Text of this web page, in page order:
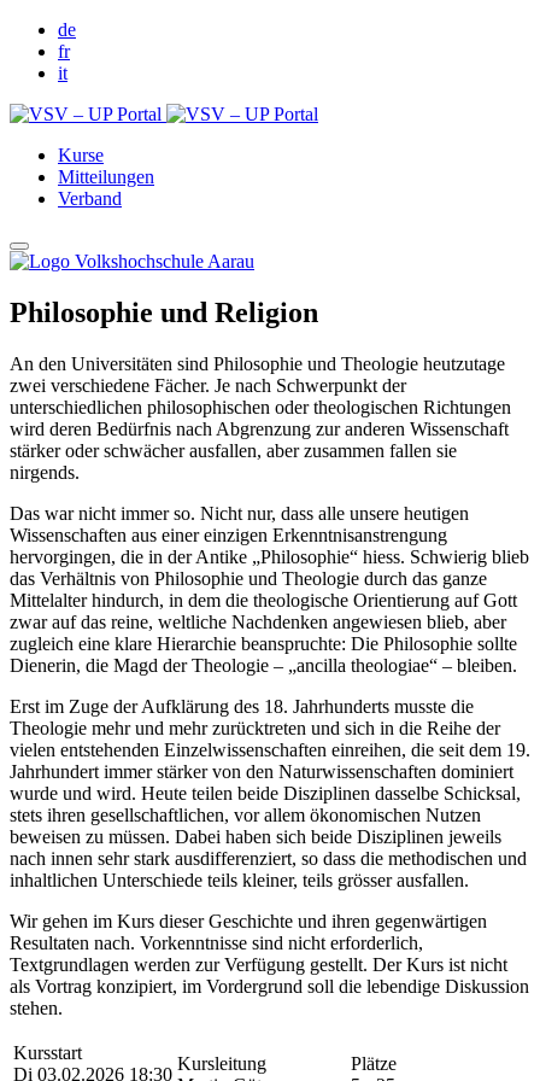
de
fr
it
Kurse
Mitteilungen
Verband
Philosophie und Religion
An den Universitäten sind Philosophie und Theologie heutzutage
zwei verschiedene Fächer. Je nach Schwerpunkt der
unterschiedlichen philosophischen oder theologischen Richtungen
wird deren Bedürfnis nach Abgrenzung zur anderen Wissenschaft
stärker oder schwächer ausfallen, aber zusammen fallen sie
nirgends.
Das war nicht immer so. Nicht nur, dass alle unsere heutigen
Wissenschaften aus einer einzigen Erkenntnisanstrengung
hervorgingen, die in der Antike „Philosophie“ hiess. Schwierig blieb
das Verhältnis von Philosophie und Theologie durch das ganze
Mittelalter hindurch, in dem die theologische Orientierung auf Gott
zwar auf das reine, weltliche Nachdenken angewiesen blieb, aber
zugleich eine klare Hierarchie beanspruchte: Die Philosophie sollte
Dienerin, die Magd der Theologie – „ancilla theologiae“ – bleiben.
Erst im Zuge der Aufklärung des 18. Jahrhunderts musste die
Theologie mehr und mehr zurücktreten und sich in die Reihe der
vielen entstehenden Einzelwissenschaften einreihen, die seit dem 19.
Jahrhundert immer stärker von den Naturwissenschaften dominiert
wurde und wird. Heute teilen beide Disziplinen dasselbe Schicksal,
stets ihren gesellschaftlichen, vor allem ökonomischen Nutzen
beweisen zu müssen. Dabei haben sich beide Disziplinen jeweils
nach innen sehr stark ausdifferenziert, so dass die methodischen und
inhaltlichen Unterschiede teils kleiner, teils grösser ausfallen.
Wir gehen im Kurs dieser Geschichte und ihren gegenwärtigen
Resultaten nach. Vorkenntnisse sind nicht erforderlich,
Textgrundlagen werden zur Verfügung gestellt. Der Kurs ist nicht
als Vortrag konzipiert, im Vordergrund soll die lebendige Diskussion
stehen.
Kursstart
Di 03.02.2026 18:30
Kursleitung
Plätze